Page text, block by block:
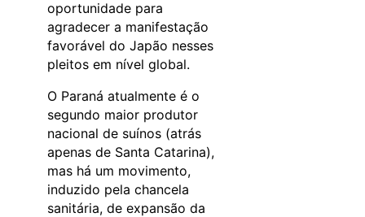
oportunidade para
agradecer a manifestação
favorável do Japão nesses
pleitos em nível global.
O Paraná atualmente é o
segundo maior produtor
nacional de suínos (atrás
apenas de Santa Catarina),
mas há um movimento,
induzido pela chancela
sanitária, de expansão da